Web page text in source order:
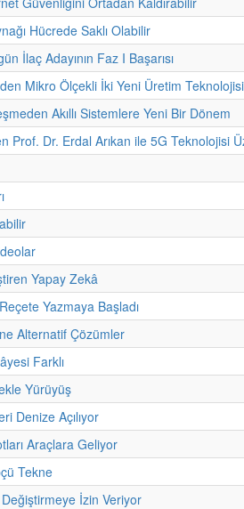
Hücrede Saklı Olabilir
İlaç Adayının Faz I Başarısı
Mikro Ölçekli İki Yeni Üretim Teknolojisi
Akıllı Sistemlere Yeni Bir Dönem
Prof. Dr. Erdal Arıkan ile 5G Teknolojisi
Yapay Zekâ
Yazmaya Başladı
Alternatif Çözümler
Farklı
Yürüyüş
Denize Açılıyor
Araçlara Geliyor
Tekne
İzin Veriyor